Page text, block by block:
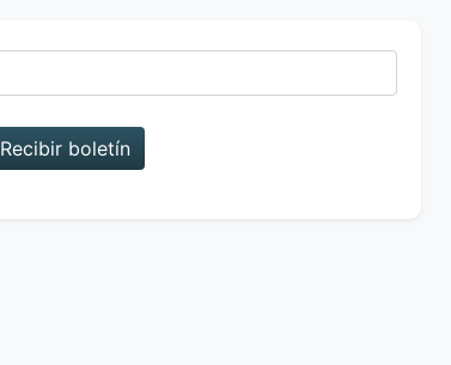
Recibir boletín